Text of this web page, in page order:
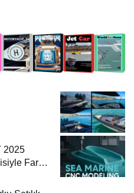
2025
Fark